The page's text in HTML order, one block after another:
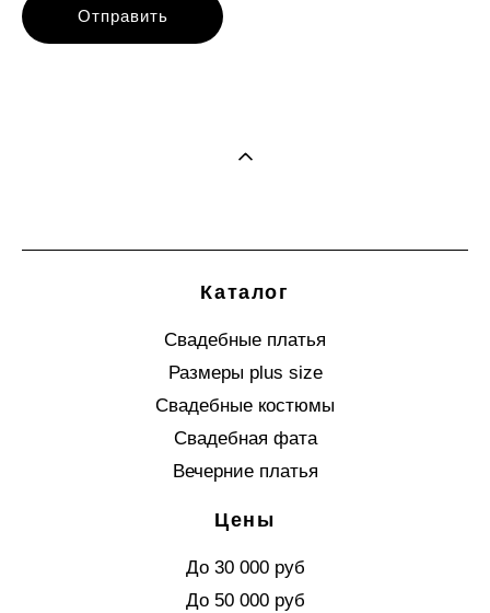
Отправить
Каталог
Свадебные платья
Размеры plus size
Свадебные костюмы
Свадебная фата
Вечерние платья
Цены
До 30 000 руб
До 50 000 руб